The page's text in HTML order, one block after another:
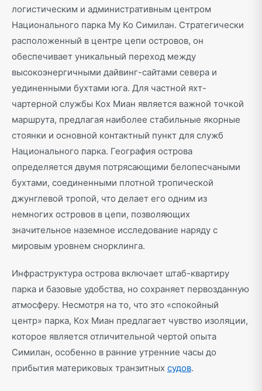
логистическим и административным центром
Национального парка Му Ко Симилан. Стратегически
расположенный в центре цепи островов, он
обеспечивает уникальный переход между
высокоэнергичными дайвинг-сайтами севера и
уединенными бухтами юга. Для частной яхт-
чартерной службы Кох Миан является важной точкой
маршрута, предлагая наиболее стабильные якорные
стоянки и основной контактный пункт для служб
Национального парка. География острова
определяется двумя потрясающими белопесчаными
бухтами, соединенными плотной тропической
джунглевой тропой, что делает его одним из
немногих островов в цепи, позволяющих
значительное наземное исследование наряду с
мировым уровнем снорклинга.
Инфраструктура острова включает штаб-квартиру
парка и базовые удобства, но сохраняет первозданную
атмосферу. Несмотря на то, что это «спокойный
центр» парка, Кох Миан предлагает чувство изоляции,
которое является отличительной чертой опыта
Симилан, особенно в ранние утренние часы до
прибытия материковых транзитных судов.